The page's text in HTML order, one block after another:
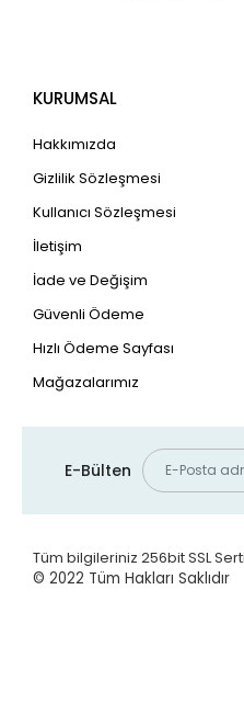
KURUMSAL
Hakkımızda
Gizlilik Sözleşmesi
Kullanıcı Sözleşmesi
İletişim
İade ve Değişim
Güvenli Ödeme
Hızlı Ödeme Sayfası
Mağazalarımız
E-Bülten
Tüm bilgileriniz 256bit SSL
© 2022 Tüm Hakları Saklıdır